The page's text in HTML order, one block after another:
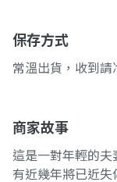
保存方式
常溫出貨，收到請
商家故事
這是一對年輕的
有近幾年將已近